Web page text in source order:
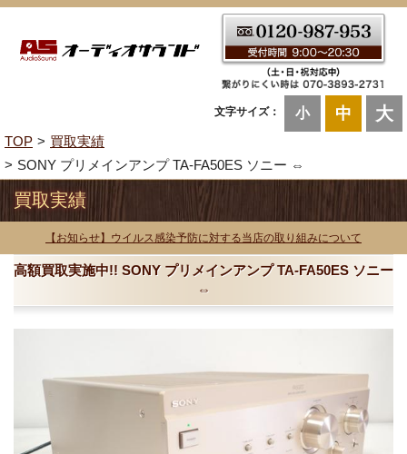
文字サイズ： 小 中 大
TOP
買取実績
SONY プリメインアンプ TA-FA50ES ソニー ⇔
買取実績
【お知らせ】ウイルス感染予防に対する当店の取り組みについて
高額買取実施中!! SONY プリメインアンプ TA-FA50ES ソニー
⇔